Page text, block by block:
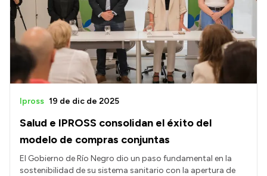
Salud e IPROSS consolidan el éxito del
modelo de compras conjuntas
Ipross 19 de dic de 2025
El Gobierno de Río Negro dio un paso fundamental en la
sostenibilidad de su sistema sanitario con la apertura de